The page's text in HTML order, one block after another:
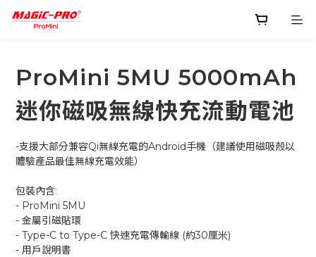
ProMini 5MU 5000mAh
迷你磁吸無線快充流動電池
-支援大部分兼容Qi無線充電的Android手機（建議使用磁吸殼以
體驗產品最佳無線充電效能）
包裝內含:
- ProMini 5MU
- 金屬引磁貼環
- Type-C to Type-C 快速充電傳輸線 (約30厘米)
- 用戶說明書